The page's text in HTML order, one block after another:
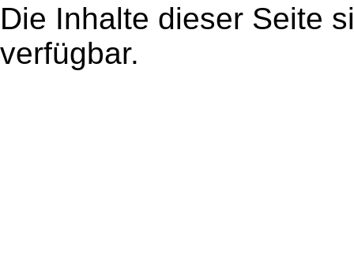
Die Inhalte dieser Seite
verfügbar.